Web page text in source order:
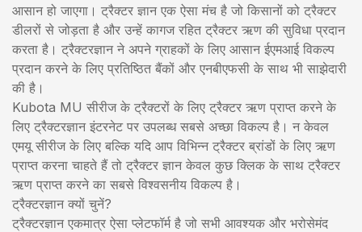
आसान हो जाएगा। ट्रैक्टर ज्ञान एक ऐसा मंच है जो किसानों को ट्रैक्टर
डीलरों से जोड़ता है और उन्हें कागज रहित ट्रैक्टर ऋण की सुविधा प्रदान
करता है। ट्रैक्टरज्ञान ने अपने ग्राहकों के लिए आसान ईएमआई विकल्प
प्रदान करने के लिए प्रतिष्ठित बैंकों और एनबीएफसी के साथ भी साझेदारी
की है।
Kubota MU सीरीज के ट्रैक्टरों के लिए ट्रैक्टर ऋण प्राप्त करने के
लिए ट्रैक्टरज्ञान इंटरनेट पर उपलब्ध सबसे अच्छा विकल्प है। न केवल
एमयू सीरीज के लिए बल्कि यदि आप विभिन्न ट्रैक्टर ब्रांडों के लिए ऋण
प्राप्त करना चाहते हैं तो ट्रैक्टर ज्ञान केवल कुछ क्लिक के साथ ट्रैक्टर
ऋण प्राप्त करने का सबसे विश्वसनीय विकल्प है।
ट्रैक्टरज्ञान क्यों चुनें?
ट्रैक्टरज्ञान एकमात्र ऐसा प्लेटफॉर्म है जो सभी आवश्यक और भरोसेमंद